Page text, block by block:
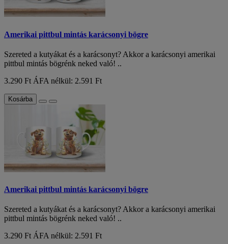
Amerikai pittbul mintás karácsonyi bögre
Szereted a kutyákat és a karácsonyt? Akkor a karácsonyi amerikai
pittbul mintás bögrénk neked való! ..
3.290 Ft ÁFA nélkül: 2.591 Ft
Kosárba
Amerikai pittbul mintás karácsonyi bögre
Szereted a kutyákat és a karácsonyt? Akkor a karácsonyi amerikai
pittbul mintás bögrénk neked való! ..
3.290 FtÁFA nélkül: 2.591 Ft